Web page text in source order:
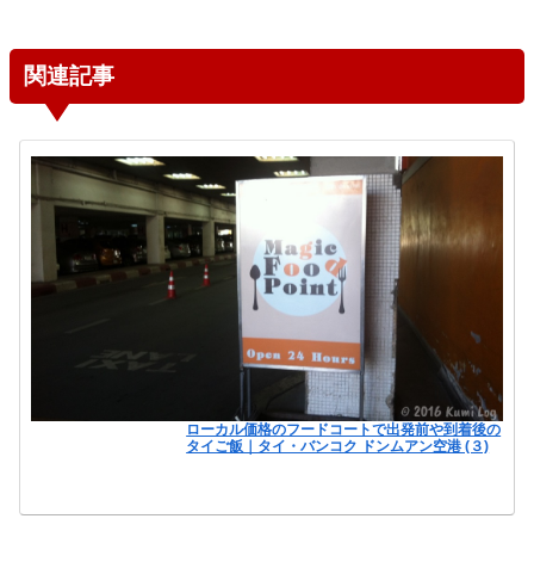
関連記事
ローカル価格のフードコートで出発前や到着後の
タイご飯｜タイ・バンコク ドンムアン空港 (３)